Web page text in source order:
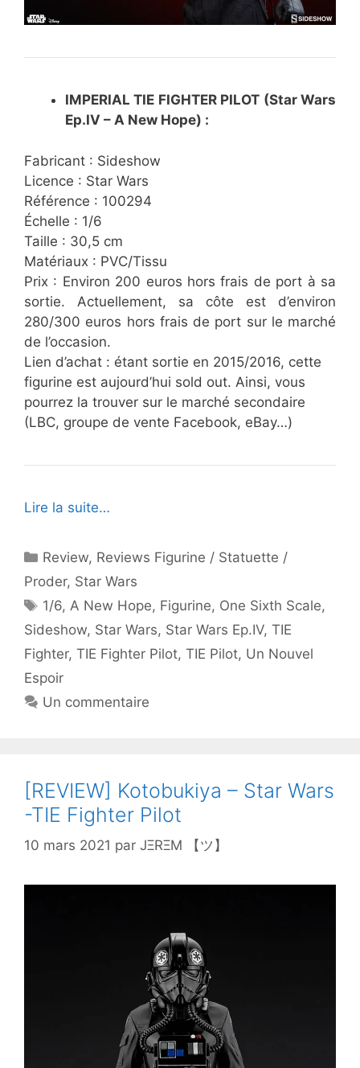
IMPERIAL TIE FIGHTER PILOT (Star Wars
Ep.IV – A New Hope) :
Fabricant : Sideshow
Licence : Star Wars
Référence : 100294
Échelle : 1/6
Taille : 30,5 cm
Matériaux : PVC/Tissu
Prix : Environ 200 euros hors frais de port à sa
sortie. Actuellement, sa côte est d’environ
280/300 euros hors frais de port sur le marché
de l’occasion.
Lien d’achat : étant sortie en 2015/2016, cette
figurine est aujourd’hui sold out. Ainsi, vous
pourrez la trouver sur le marché secondaire
(LBC, groupe de vente Facebook, eBay…)
Lire la suite…
Catégories
Review, Reviews Figurine / Statuette /
Proder, Star Wars
Étiquettes
1/6, A New Hope, Figurine, One Sixth Scale,
Sideshow, Star Wars, Star Wars Ep.IV, TIE
Fighter, TIE Fighter Pilot, TIE Pilot, Un Nouvel
Espoir
Un commentaire
[REVIEW] Kotobukiya – Star Wars
-TIE Fighter Pilot
10 mars 2021 par JΞRΞM 【ツ】